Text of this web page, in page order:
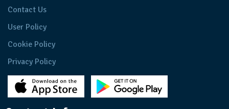
Contact Us
User Policy
Cookie Policy
Privacy Policy